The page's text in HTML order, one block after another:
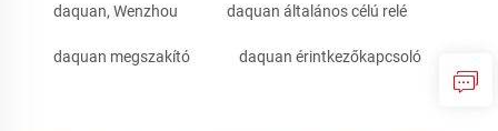
daquan, Wenzhou daquan általános célú relé
daquan megszakító daquan érintkezőkapcsoló